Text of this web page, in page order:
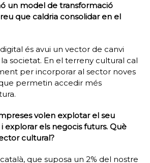
un model de transformació
que caldria consolidar en el
és avui un vector de canvi
societat. En el terreny cultural cal
per incorporar al sector noves
permetin accedir més
volen explotar el seu
explorar els negocis futurs. Què
cultural?
que suposa un 2% del nostre